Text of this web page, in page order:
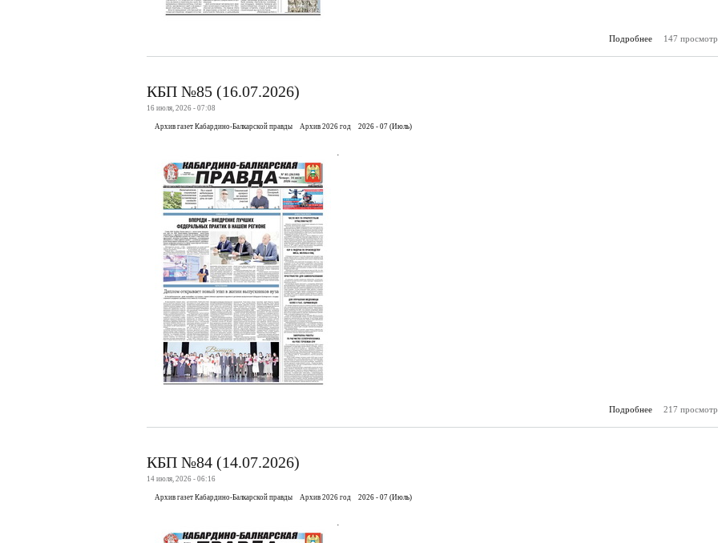
Подробнее
о
147
КБП №85 (16.07.2026)
16 июля, 2026 - 07:08
Архив газет Кабардино-Балкарской правды Архив 2026 год 2026 - 07 (Июль)
Подробнее
о
217
КБП №84 (14.07.2026)
14 июля, 2026 - 06:16
Архив газет Кабардино-Балкарской правды Архив 2026 год 2026 - 07 (Июль)